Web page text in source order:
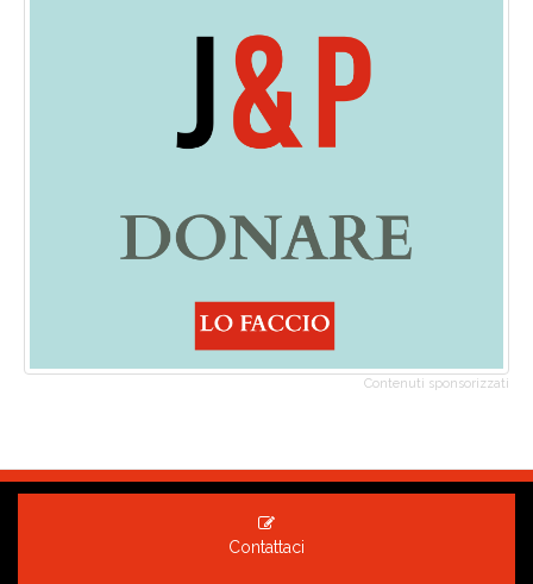
Contenuti sponsorizzati
Contattaci